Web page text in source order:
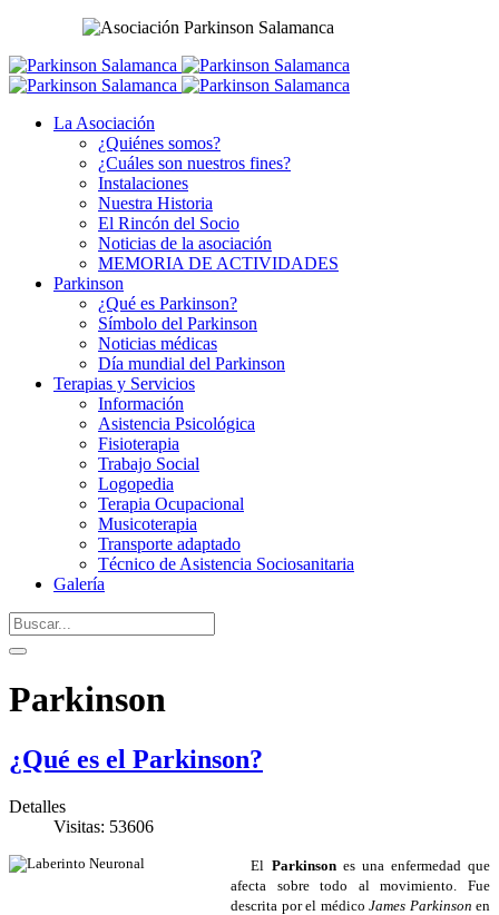
La Asociación
¿Quiénes somos?
¿Cuáles son nuestros fines?
Instalaciones
Nuestra Historia
El Rincón del Socio
Noticias de la asociación
MEMORIA DE ACTIVIDADES
Parkinson
¿Qué es Parkinson?
Símbolo del Parkinson
Noticias médicas
Día mundial del Parkinson
Terapias y Servicios
Información
Asistencia Psicológica
Fisioterapia
Trabajo Social
Logopedia
Terapia Ocupacional
Musicoterapia
Transporte adaptado
Técnico de Asistencia Sociosanitaria
Galería
Parkinson
¿Qué es el Parkinson?
Detalles
Visitas: 53606
El Parkinsones una enfermedad que
afecta sobre todo al movimiento. Fue
descrita por el médico James Parkinson en